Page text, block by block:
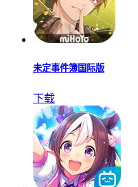
未定事件簿国际版
下载